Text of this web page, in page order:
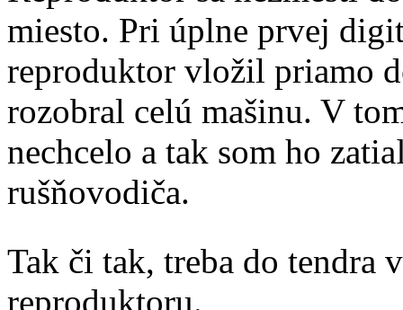
miesto. Pri úplne prvej
reproduktor vložil priamo
rozobral celú mašinu. V
nechcelo a tak som ho
rušňovodiča.
Tak či tak, treba do tendra
reproduktoru.